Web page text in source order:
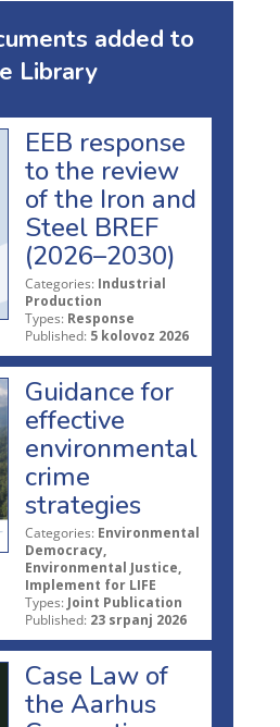
added to
Library
EEB response
to the review
of the Iron and
Steel BREF
(2026–2030)
Categories: Industrial
Production
Types: Response
Published: 5 kolovoz 2026
Guidance for
effective
environmental
crime
strategies
Categories: Environmental
Democracy,
Environmental Justice,
Implement for LIFE
Types: Joint Publication
Published: 23 srpanj 2026
Case Law of
the Aarhus